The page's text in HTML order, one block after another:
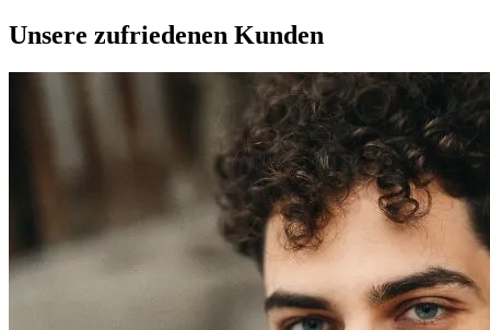
Unsere zufriedenen Kunden